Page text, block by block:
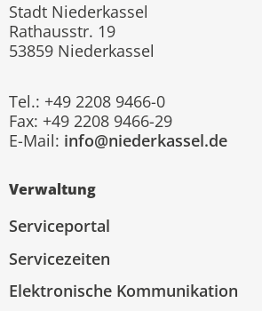
Stadt Niederkassel
Rathausstr. 19
53859 Niederkassel
Tel.: +49 2208 9466-0
Fax: +49 2208 9466-29
E-Mail: info@niederkassel.de
Verwaltung
Serviceportal
Servicezeiten
Elektronische Kommunikation